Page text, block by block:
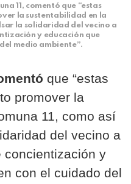
11, comentó que “estas
la sustentabilidad en la
la solidaridad del vecino a
y educación que
medio ambiente”.
que “estas
promover la
11, como así
del vecino a
concientización y
con el cuidado del